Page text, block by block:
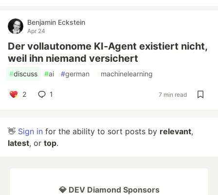
Benjamin Eckstein
Apr 24
Der vollautonome KI-Agent existiert nicht,
weil ihn niemand versichert
#discuss #ai #german #machinelearning
2 1 7 min read
👋 Sign in for the ability to sort posts by relevant,
latest, or top.
💎 DEV Diamond Sponsors